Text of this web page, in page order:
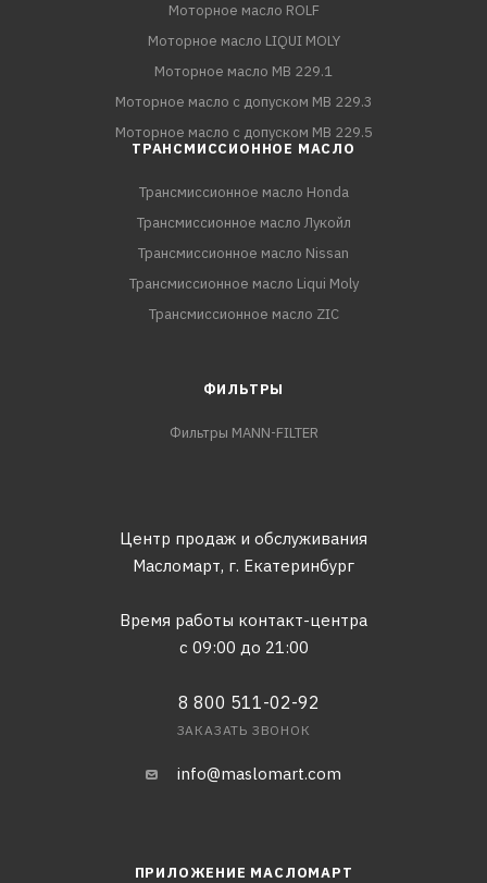
Моторное масло ROLF
Моторное масло LIQUI MOLY
Моторное масло MB 229.1
Моторное масло с допуском MB 229.3
Моторное масло с допуском MB 229.5
ТРАНСМИССИОННОЕ МАСЛО
Трансмиссионное масло Honda
Трансмиссионное масло Лукойл
Трансмиссионное масло Nissan
Трансмиссионное масло Liqui Moly
Трансмиссионное масло ZIC
ФИЛЬТРЫ
Фильтры MANN-FILTER
Центр продаж и обслуживания
Масломарт, г. Екатеринбург
Время работы контакт-центра
с 09:00 до 21:00
8 800 511-02-92
ЗАКАЗАТЬ ЗВОНОК
info@maslomart.com
ПРИЛОЖЕНИЕ МАСЛОМАРТ